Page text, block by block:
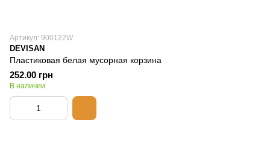
Артикул: 900122W
DEVISAN
Пластиковая белая мусорная корзина
252.00 грн
В наличии